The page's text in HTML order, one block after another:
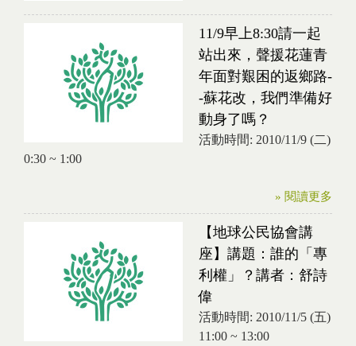
11/9早上8:30請一起
站出來，聲援花蓮青
年面對艱困的返鄉路-
-蘇花改，我們準備好
動身了嗎？
活動時間: 2010/11/9 (二)
0:30 ~ 1:00
» 閱讀更多
【地球公民協會講
座】講題：誰的「專
利權」？講者：舒詩
偉
活動時間: 2010/11/5 (五)
11:00 ~ 13:00